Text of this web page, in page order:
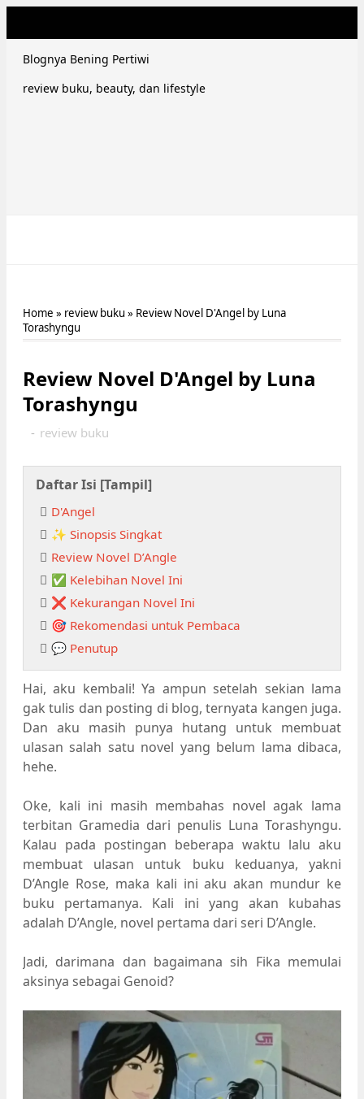
Blognya Bening Pertiwi
review buku, beauty, dan lifestyle
Home » review buku» Review Novel D'Angel by Luna
Torashyngu
Review Novel D'Angel by Luna
Torashyngu
- review buku
Daftar Isi [Tampil]
D'Angel
✨ Sinopsis Singkat
Review Novel D’Angle
✅ Kelebihan Novel Ini
❌ Kekurangan Novel Ini
🎯 Rekomendasi untuk Pembaca
💬 Penutup
Hai, aku kembali! Ya ampun setelah sekian lama
gak tulis dan posting di blog, ternyata kangen juga.
Dan aku masih punya hutang untuk membuat
ulasan salah satu novel yang belum lama dibaca,
hehe.
Oke, kali ini masih membahas novel agak lama
terbitan Gramedia dari penulis Luna Torashyngu.
Kalau pada postingan beberapa waktu lalu aku
membuat ulasan untuk buku keduanya, yakni
D’Angle Rose, maka kali ini aku akan mundur ke
buku pertamanya. Kali ini yang akan kubahas
adalah D’Angle, novel pertama dari seri D’Angle.
Jadi, darimana dan bagaimana sih Fika memulai
aksinya sebagai Genoid?